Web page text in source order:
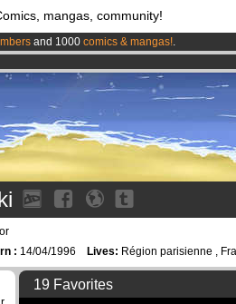
mangas, community!
and 1000 comics & mangas!.
now LIVE!.
from3.95 eurosper month !Get membership
: 14/04/1996 Lives: Région parisienne ,
19 Favorites